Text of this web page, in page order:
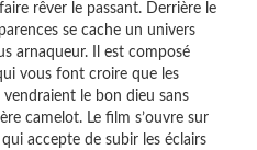
rêver le passant. Derrière le
se cache un univers
arnaqueur. Il est composé
vous font croire que les
le bon dieu sans
camelot. Le film s’ouvre sur
accepte de subir les éclairs